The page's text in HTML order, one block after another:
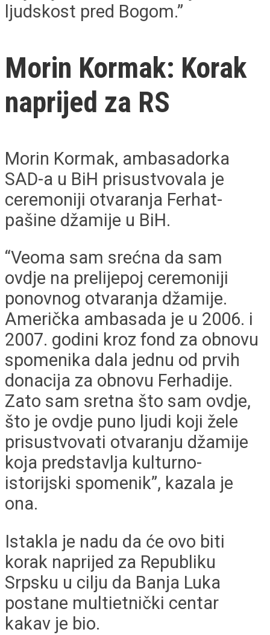
ljudskost pred Bogom.”
Morin Kormak: Korak
naprijed za RS
Morin Kormak, ambasadorka
SAD-a u BiH prisustvovala je
ceremoniji otvaranja Ferhat-
pašine džamije u BiH.
“Veoma sam srećna da sam
ovdje na prelijepoj ceremoniji
ponovnog otvaranja džamije.
Američka ambasada je u 2006. i
2007. godini kroz fond za obnovu
spomenika dala jednu od prvih
donacija za obnovu Ferhadije.
Zato sam sretna što sam ovdje,
što je ovdje puno ljudi koji žele
prisustvovati otvaranju džamije
koja predstavlja kulturno-
istorijski spomenik”, kazala je
ona.
Istakla je nadu da će ovo biti
korak naprijed za Republiku
Srpsku u cilju da Banja Luka
postane multietnički centar
kakav je bio.